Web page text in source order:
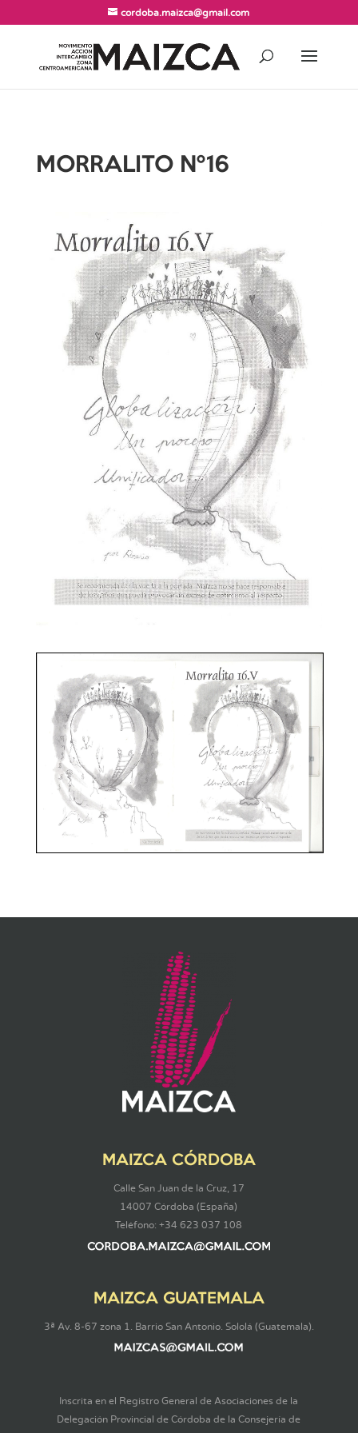
cordoba.maizca@gmail.com
MORRALITO Nº16
MAIZCA CÓRDOBA
Calle San Juan de la Cruz, 17
14007 Córdoba (España)
Teléfono: +34 623 037 108
MAIZCA GUATEMALA
3ª Av. 8-67 zona 1. Barrio San Antonio. Sololá (Guatemala).
Inscrita en el Registro General de Asociaciones de la
Delegación Provincial de Córdoba de la Consejería de